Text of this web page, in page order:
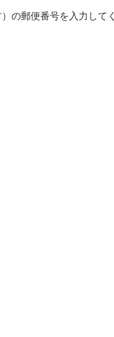
の郵便番号を入力して